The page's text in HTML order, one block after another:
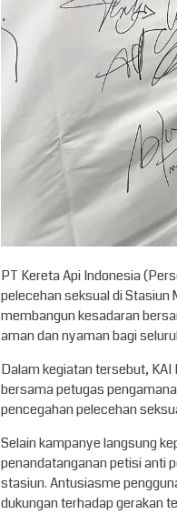
PT Kereta Api Indonesia
pelecehan seksual di Stasiun
membangun kesadaran
aman dan nyaman bagi
Dalam kegiatan tersebut, KAI
bersama petugas
pencegahan pelecehan
Selain kampanye langsung
penandatanganan petisi anti
stasiun. Antusiasme
dukungan terhadap gerakan